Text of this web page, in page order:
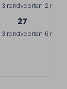
3 rondvaarten 2
27
3 rondvaarten 6